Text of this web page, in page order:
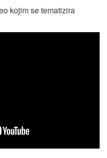
kojim se tematizira